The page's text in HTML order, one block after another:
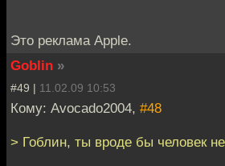
Это реклама Apple.
Goblin »
#49 | 11.02.09 10:53
Кому: Avocado2004, #48
> Гоблин, ты вроде бы человек